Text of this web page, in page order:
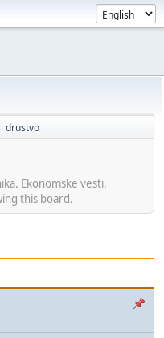
drustvo
Ekonomske vesti.
this board.